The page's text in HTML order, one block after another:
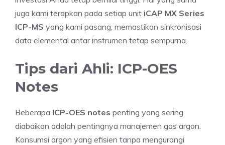
juga kami terapkan pada setiap unit iCAP MX Series
ICP-MS yang kami pasang, memastikan sinkronisasi
data elemental antar instrumen tetap sempurna.
Tips dari Ahli: ICP-OES
Notes
Beberapa ICP-OES notes penting yang sering
diabaikan adalah pentingnya manajemen gas argon.
Konsumsi argon yang efisien tanpa mengurangi